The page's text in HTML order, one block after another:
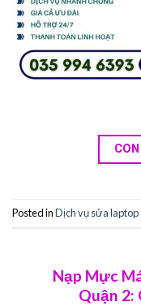
Posted inDịch vụ sửa laptop
Nạp Mực
Quận 2: